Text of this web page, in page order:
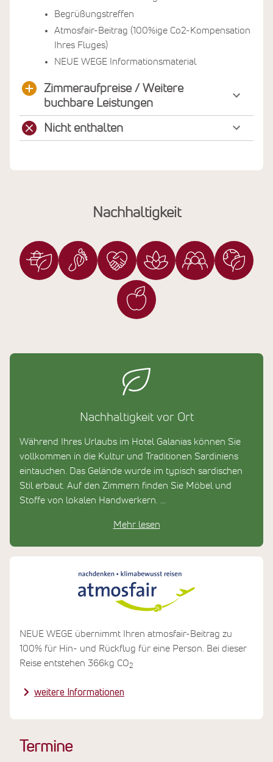
Nachhaltigkeit
Nachhaltigkeit vor Ort
Während Ihres Urlaubs im Hotel Galanias können Sie
vollkommen in die Kultur und Traditionen Sardiniens
eintauchen. Das Gelände wurde im typisch sardischen
Stil erbaut. Auf den Zimmern finden Sie Möbel und
Stoffe von lokalen Handwerkern.
Einige Lebensmittel und Kräuter werden selbst im
Garten angebaut und kommen frisch auf den Tisch. Es
werden viele regionale Spezialitäten zubereitet, vor
allem frischer Fisch aus der Umgebung. Aber auch
vegetarisches und veganes Angebot ist möglich.
Wasseraufbereitung und Heizung. Der
Energieverbrauch wird streng kontrolliert, um
rechtzeitig Maßnahmen ergreifen zu können. Ein
umweltfreundlicher Materialien tragen ebenfalls zum
Mehr lesen
NEUE WEGE übernimmt Ihren atmosfair-Beitrag zu
100% für Hin- und Rückflug für eine Person. Bei dieser
Reise entstehen 366kg CO2
weitere Informationen
Termine
Begrüßungstreffen
Atmosfair-Beitrag (100%ige Co2-Kompensation
Ihres Fluges)
NEUE WEGE Informationsmaterial
Zimmeraufpreise / Weitere
buchbare Leistungen
Nicht enthalten